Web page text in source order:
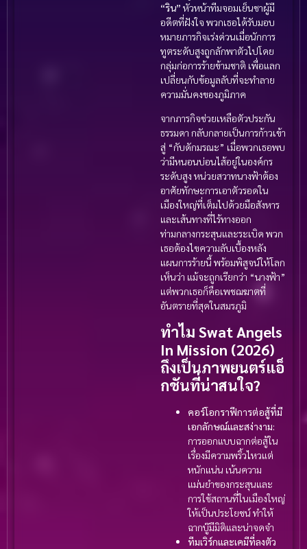
“ริน” หัวหน้าทีมจอมเย็นชาผู้มี
อดีตที่ฝังใจ พวกเธอได้รับมอบ
หมายภารกิจเร่งด่วนเมื่อนักการ
ทูตระดับสูงถูกลักพาตัวไปโดย
กลุ่มก่อการร้ายข้ามชาติ เพื่อแลก
เปลี่ยนกับข้อมูลลับที่จะทำลาย
ความมั่นคงของภูมิภาค
จากภารกิจช่วยเหลือตัวประกัน
ธรรมดา กลับกลายเป็นการก้าวเข้า
สู่ “กับดักมรณะ” เมื่อพวกเธอพบ
ว่ามีหนอนบ่อนไส้อยู่ในองค์กร
ระดับสูง หน่วยสวาทนางฟ้าต้อง
อาศัยทักษะการเอาตัวรอดใน
เมืองใหญ่ที่เต็มไปด้วยมือสังหาร
และเส้นทางที่ไร้ทางออก
ท่ามกลางกระสุนและระเบิด พวก
เธอต้องไขความลับเบื้องหลัง
แผนการร้ายนี้ พร้อมพิสูจน์ให้โลก
เห็นว่า แม้จะถูกเรียกว่า “นางฟ้า”
แต่พวกเธอก็คือเพชฌฆาตที่
อันตรายที่สุดในสมรภูมิ
ทำไม Swat Angels
In Mission (2026)
ถึงเป็นภาพยนตร์แอ็
กชันที่น่าสนใจ?
คอร์โอกราฟีการต่อสู้ที่มี
เอกลักษณ์และสง่างาม:
การออกแบบฉากต่อสู้ใน
เรื่องมีความพริ้วไหวแต่
หนักแน่น เน้นความ
แม่นยำของกระสุนและ
การใช้สถานที่ในเมืองใหญ่
ให้เป็นประโยชน์ ทำให้
ฉากบู๊มีมิติและน่าจดจำ
ทีมเวิร์กและเคมีที่ลงตัว